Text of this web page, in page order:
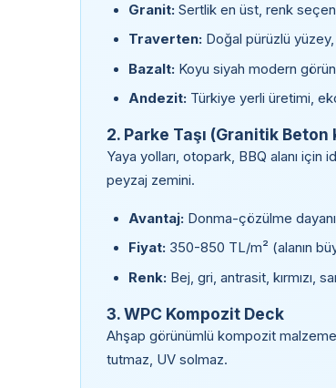
Granit: Sertlik en üst, renk
Traverten: Doğal pürüzlü
Bazalt: Koyu siyah modern
Andezit: Türkiye yerli üretimi,
2. Parke Taşı (Granitik Beton
Yaya yolları, otopark, BBQ alanı
peyzaj zemini.
Avantaj: Donma-çözülme
Fiyat: 350-850 TL/m² (alanın
Renk: Bej, gri, antrasit, kırmızı,
3. WPC Kompozit Deck
Ahşap görünümlü kompozit
tutmaz, UV solmaz.